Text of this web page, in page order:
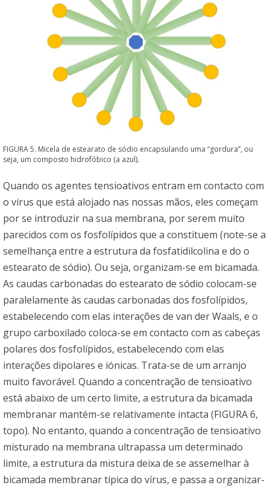
FIGURA 5. Micela de estearato de sódio encapsulando uma “gordura”, ou
seja, um composto hidrofóbico (a azul).
Quando os agentes tensioativos entram em contacto com
o vírus que está alojado nas nossas mãos, eles começam
por se introduzir na sua membrana, por serem muito
parecidos com os fosfolípidos que a constituem (note-se a
semelhança entre a estrutura da fosfatidilcolina e do o
estearato de sódio). Ou seja, organizam-se em bicamada.
As caudas carbonadas do estearato de sódio colocam-se
paralelamente às caudas carbonadas dos fosfolípidos,
estabelecendo com elas interações de van der Waals, e o
grupo carboxilado coloca-se em contacto com as cabeças
polares dos fosfolípidos, estabelecendo com elas
interações dipolares e iónicas. Trata-se de um arranjo
muito favorável. Quando a concentração de tensioativo
está abaixo de um certo limite, a estrutura da bicamada
membranar mantém-se relativamente intacta (FIGURA 6,
topo). No entanto, quando a concentração de tensioativo
misturado na membrana ultrapassa um determinado
limite, a estrutura da mistura deixa de se assemelhar à
bicamada membranar típica do vírus, e passa a organizar-